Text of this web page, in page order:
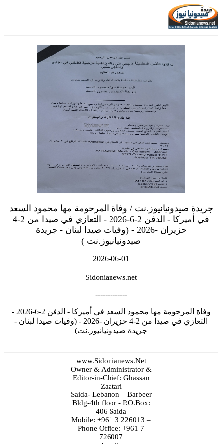
جريدة صيدونيانيوز.نت / وفاة المرحومة مها محمود السعد
في أميركا - الدفن 2-6-2026 - التعازي في صيدا من 2-4
حزيران -2026 - (وفيات صيدا لبنان - جريدة
صيدونيانيوز.نت )
2026-06-01
Sidonianews.net
-------------
وفاة المرحومة مها محمود السعد في أميركا - الدفن 2-6-2026 -
التعازي في صيدا من 2-4 حزيران -2026 - (وفيات صيدا لبنان -
جريدة صيدونيانيوز.نت)
www.Sidonianews.Net
Owner & Administrator &
Editor-in-Chief: Ghassan
Zaatari
Saida- Lebanon – Barbeer
Bldg-4th floor - P.O.Box:
406 Saida
Mobile: +961 3 226013 –
Phone Office: +961 7
726007